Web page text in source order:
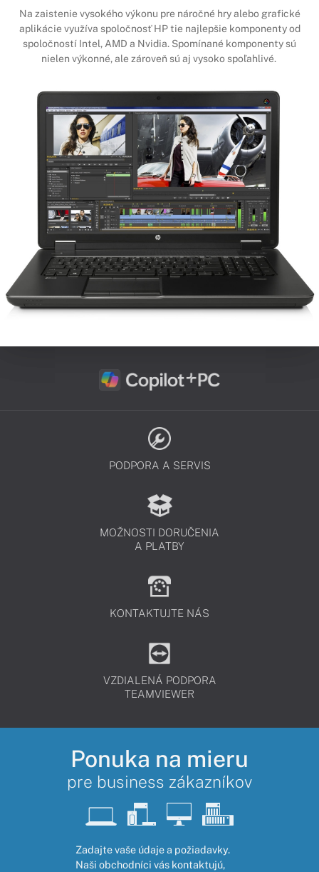
Na zaistenie vysokého výkonu pre náročné hry alebo grafické
aplikácie využíva spoločnosť HP tie najlepšie komponenty od
spoločností Intel, AMD a Nvidia. Spomínané komponenty sú
nielen výkonné, ale zároveň sú aj vysoko spoľahlivé.
PODPORA A SERVIS
MOŽNOSTI DORUČENIA
A PLATBY
KONTAKTUJTE NÁS
VZDIALENÁ PODPORA
TEAMVIEWER
Ponuka na mieru
pre business zákazníkov
Zadajte vaše údaje a požiadavky.
Naši obchodníci vás kontaktujú,